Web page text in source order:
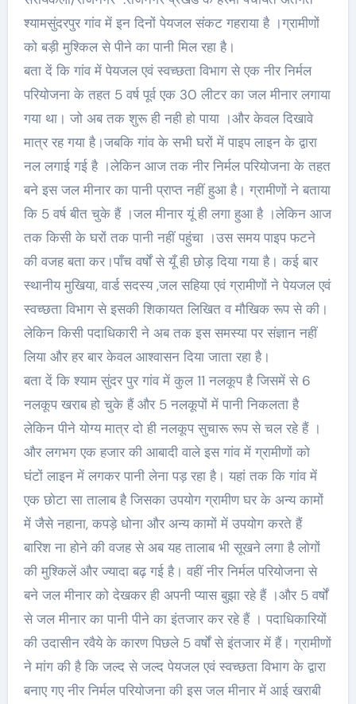
श्यामसुंदरपुर गांव में इन दिनों पेयजल संकट गहराया है ।ग्रामीणों
को बड़ी मुश्किल से पीने का पानी मिल रहा है।
बता दें कि गांव में पेयजल एवं स्वच्छता विभाग से एक नीर निर्मल
परियोजना के तहत 5 वर्ष पूर्व एक 30 लीटर का जल मीनार लगाया
गया था। जो अब तक शुरू ही नही हो पाया ।और केवल दिखावे
मात्र रह गया है।जबकि गांव के सभी घरों में पाइप लाइन के द्वारा
नल लगाई गई है ।लेकिन आज तक नीर निर्मल परियोजना के तहत
बने इस जल मीनार का पानी प्राप्त नहीं हुआ है। ग्रामीणों ने बताया
कि 5 वर्ष बीत चुके हैं ।जल मीनार यूं ही लगा हुआ है ।लेकिन आज
तक किसी के घरों तक पानी नहीं पहुंचा ।उस समय पाइप फटने
की वजह बता कर।पाँच वर्षों से यूँ ही छोड़ दिया गया है। कई बार
स्थानीय मुखिया, वार्ड सदस्य ,जल सहिया एवं ग्रामीणों ने पेयजल एवं
स्वच्छता विभाग से इसकी शिकायत लिखित व मौखिक रूप से की।
लेकिन किसी पदाधिकारी ने अब तक इस समस्या पर संज्ञान नहीं
लिया और हर बार केवल आश्वासन दिया जाता रहा है।
बता दें कि श्याम सुंदर पुर गांव में कुल 11 नलकूप है जिसमें से 6
नलकूप खराब हो चुके हैं और 5 नलकूपों में पानी निकलता है
लेकिन पीने योग्य मात्र दो ही नलकूप सुचारू रूप से चल रहे हैं ।
और लगभग एक हजार की आबादी वाले इस गांव में ग्रामीणों को
घंटों लाइन में लगकर पानी लेना पड़ रहा है। यहां तक कि गांव में
एक छोटा सा तालाब है जिसका उपयोग ग्रामीण घर के अन्य कामों
में जैसे नहाना, कपड़े धोना और अन्य कामों में उपयोग करते हैं
बारिश ना होने की वजह से अब यह तालाब भी सूखने लगा है लोगों
की मुश्किलें और ज्यादा बढ़ गई है। वहीं नीर निर्मल परियोजना से
बने जल मीनार को देखकर ही अपनी प्यास बुझा रहे हैं ।और 5 वर्षों
से जल मीनार का पानी पीने का इंतजार कर रहे हैं । पदाधिकारियों
की उदासीन रवैये के कारण पिछले 5 वर्षों से इंतजार में हैं। ग्रामीणों
ने मांग की है कि जल्द से जल्द पेयजल एवं स्वच्छता विभाग के द्वारा
बनाए गए नीर निर्मल परियोजना की इस जल मीनार में आई खराबी